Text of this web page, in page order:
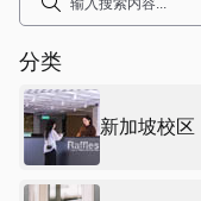
分类
新加坡校区